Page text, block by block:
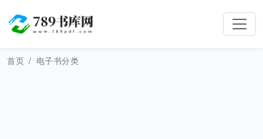
首页 电子书分类